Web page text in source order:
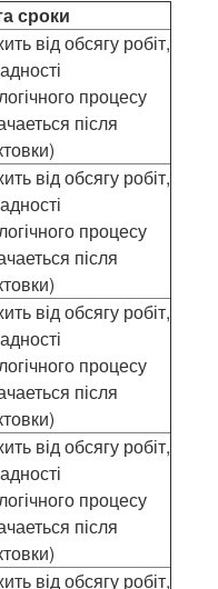
сроки
від обсягу робіт,
процесу
після
від обсягу робіт,
процесу
після
від обсягу робіт,
процесу
після
від обсягу робіт,
процесу
після
від обсягу робіт,